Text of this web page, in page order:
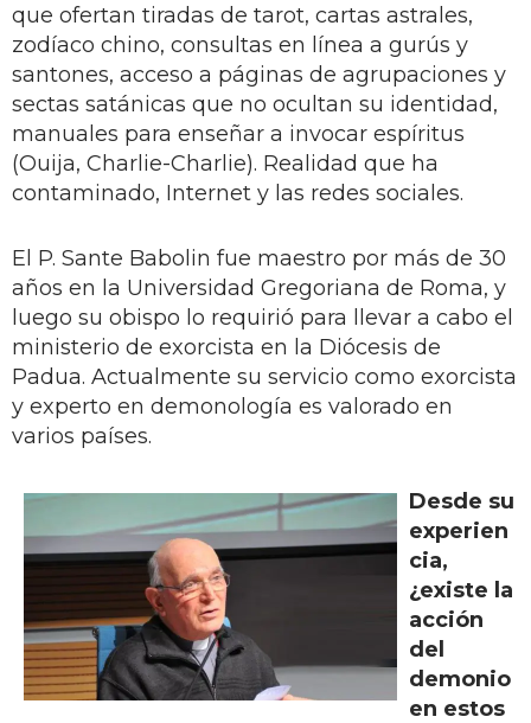
que ofertan tiradas de tarot, cartas astrales,
zodíaco chino, consultas en línea a gurús y
santones, acceso a páginas de agrupaciones y
sectas satánicas que no ocultan su identidad,
manuales para enseñar a invocar espíritus
(Ouija, Charlie-Charlie). Realidad que ha
contaminado, Internet y las redes sociales.
El P. Sante Babolin fue maestro por más de 30
años en la Universidad Gregoriana de Roma, y
luego su obispo lo requirió para llevar a cabo el
ministerio de exorcista en la Diócesis de
Padua. Actualmente su servicio como exorcista
y experto en demonología es valorado en
varios países.
Desde su
experien
cia,
¿existe la
acción
del
demonio
en estos